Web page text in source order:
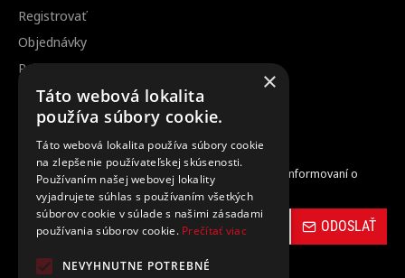
Registrovať
Objednávky
Reklamácia / vrátenie tovaru
Zrušenie objednávky
Odber noviniek
Zaregistrujte sa do nášho odberu noviniek a buďte informovaní o
novinkách a propagačných akciách.
ODOSLAŤ
×
Táto webová lokalita
používa súbory cookie.
Táto webová lokalita používa súbory cookie
na zlepšenie používateľskej skúsenosti.
Používaním našej webovej lokality
vyjadrujete súhlas s používaním všetkých
súborov cookie v súlade s našimi zásadami
používania súborov cookie. Prečítať viac
NEVYHNUTNE POTREBNÉ